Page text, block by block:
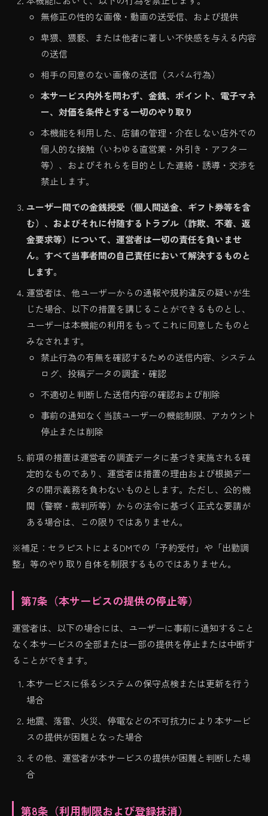
無修正の性的な画像・動画の送受信、および提供
卑猥、猥褻、または他者に著しい不快感を与える内容
の送信
相手の同意のない画像の送信（スパム行為）
本サービス内外を問わず、金銭、ポイント、電子マネ
ー、対価を条件とする一切のやり取り
本機能を利用した、店舗の管理・介在しない店外での
個人的な接触（いわゆる直営業・外引き・アフター
等）、およびそれらを目的とした連絡・誘導・交渉を
禁止します。
ユーザー間での金銭授受（個人間送金、ギフト券等を含
む）、およびそれに付随するトラブル（詐欺、不着、返
金要求等）について、運営者は一切の責任を負いませ
ん。すべて当事者間の自己責任において解決するものと
します。
運営者は、他ユーザーからの通報や規約違反の疑いが生
じた場合、以下の措置を講じることができるものとし、
ユーザーは本機能の利用をもってこれに同意したものと
みなされます。
禁止行為の有無を確認するための送信内容、システム
ログ、投稿データの調査・確認
不適切と判断した送信内容の確認および削除
事前の通知なく当該ユーザーの機能制限、アカウント
停止または削除
前項の措置は運営者の調査データに基づき実施される確
定的なものであり、運営者は措置の理由および根拠デー
タの開示義務を負わないものとします。ただし、公的機
関（警察・裁判所等）からの法令に基づく正式な要請が
ある場合は、この限りではありません。
※補足：セラピストによるDMでの「予約受付」や「出勤調
整」等のやり取り自体を制限するものではありません。
第7条（本サービスの提供の停止等）
運営者は、以下の場合には、ユーザーに事前に通知すること
なく本サービスの全部または一部の提供を停止または中断す
ることができます。
本サービスに係るシステムの保守点検または更新を行う
場合
地震、落雷、火災、停電などの不可抗力により本サービ
スの提供が困難となった場合
その他、運営者が本サービスの提供が困難と判断した場
合
第8条（利用制限および登録抹消）